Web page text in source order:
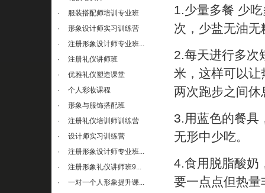
·
服装搭配师培训专业班
·
形象设计师实习训练营
·
注册形象设计师专业班...
·
注册礼仪讲师班
·
优雅礼仪塑造课堂
·
个人彩妆课程
·
形象与服饰搭配班
·
注册礼仪培训师训练营
·
设计师实习训练营
·
注册形象设计师专业班...
·
注册形象礼仪讲师班9...
·
一对一个人形象提升课...
1.少量多餐 少
次，少盐无油
2.每天进行多次
米，这样可以
两次跑步之间休
3.用蓝色的餐具
无形中少吃。
4.食用脱脂酸奶
要一点点但热量